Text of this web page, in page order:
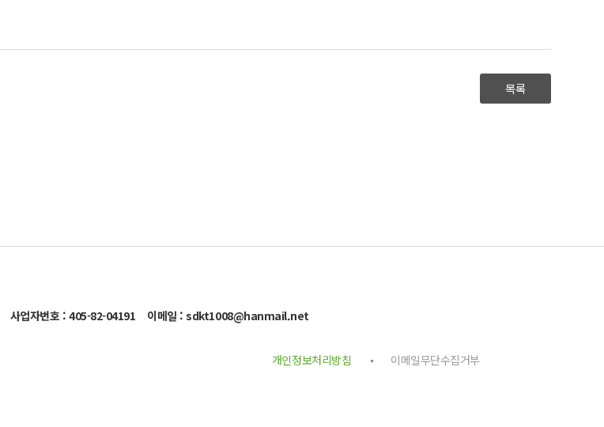
목록
사업자번호 : 405-82-04191
이메일 : sdkt1008@hanmail.net
개인정보처리방침
이메일무단수집거부